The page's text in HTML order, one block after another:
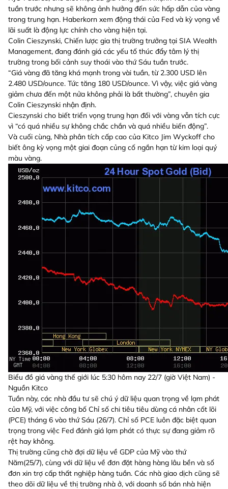
tuần trước nhưng sẽ không ảnh hưởng đến sức hấp dẫn của vàng
trong trung hạn. Haberkorn xem động thái của Fed và kỳ vọng về
lãi suất là động lực chính cho vàng hiện tại.
Colin Cieszynski, Chiến lược gia thị trường trưởng tại SIA Wealth
Management, đang đánh giá các yếu tố thúc đẩy tâm lý thị
trường trong bối cảnh suy thoái vào thứ Sáu tuần trước.
“Giá vàng đã tăng khá mạnh trong vài tuần, từ 2.300 USD lên
2.480 USD/ounce. Tức tăng 180 USD/ounce. Vì vậy, việc giá vàng
giảm chưa đến một nửa không phải là bất thường”, chuyên gia
Colin Cieszynski nhận định.
Cieszynski cho biết triển vọng trung hạn đối với vàng vẫn tích cực
vì “có quá nhiều sự không chắc chắn và quá nhiều biến động”.
Và cuối cùng, Nhà phân tích cấp cao của Kitco Jim Wyckoff cho
biết ông kỳ vọng một giai đoạn củng cố ngắn hạn từ kim loại quý
màu vàng.
Biểu đồ giá vàng thế giới lúc 5:30 hôm nay 22/7 (giờ Việt Nam) -
Nguồn Kitco
Tuần này, các nhà đầu tư sẽ chú ý dữ liệu quan trọng về lạm phát
của Mỹ, với việc công bố Chỉ số chi tiêu tiêu dùng cá nhân cốt lõi
(PCE) tháng 6 vào thứ Sáu (26/7). Chỉ số PCE luôn đặc biệt quan
trọng trong việc Fed đánh giá lạm phát có thực sự đang giảm rõ
rệt hay không.
Thị trường cũng chờ đợi dữ liệu về GDP của Mỹ vào thứ
Năm(25/7), cùng với dữ liệu về đơn đặt hàng hàng lâu bền và số
đơn xin trợ cấp thất nghiệp hàng tuần. Các nhà giao dịch cũng sẽ
theo dõi dữ liệu về thị trường nhà ở, với doanh số bán nhà hiện